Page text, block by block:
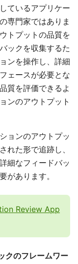
ているアプリケー
専門家ではありま
トプットの品質を
ックを収集するた
ンを操作し、詳細
ェースが必要とな
質を評価できるよ
ンのアウトプット
ョンのアウトプッ
れた形で追跡し、
細なフィードバッ
があります。
Review App
クのフレームワー